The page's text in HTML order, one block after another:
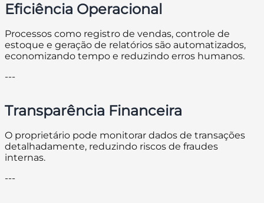
Eficiência Operacional
Processos como registro de vendas, controle de
estoque e geração de relatórios são automatizados,
economizando tempo e reduzindo erros humanos.
---
Transparência Financeira
O proprietário pode monitorar dados de transações
detalhadamente, reduzindo riscos de fraudes
internas.
---